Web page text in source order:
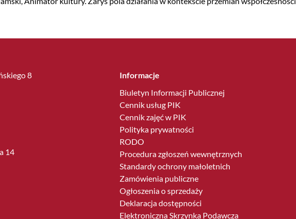
8
14
Informacje
Biuletyn Informacji Publicznej
Cennik usług PIK
Cennik zajęć w PIK
Polityka prywatności
RODO
Procedura zgłoszeń wewnętrznych
Standardy ochrony małoletnich
Zamówienia publiczne
Ogłoszenia o sprzedaży
Deklaracja dostępności
Elektroniczna Skrzynka Podawcza